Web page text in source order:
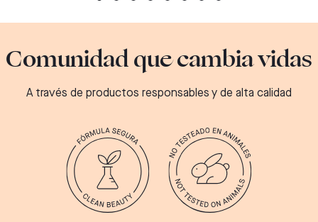
Comunidad que cambia vidas
A través de productos responsables y de alta calidad